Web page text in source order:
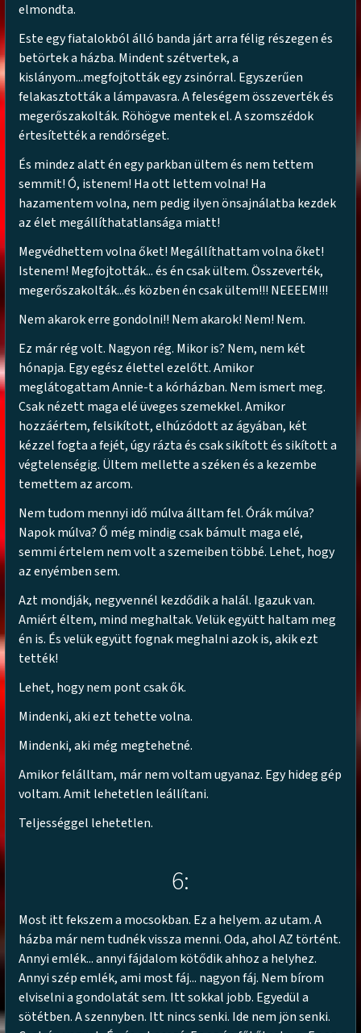
elmondta.
Este egy fiatalokból álló banda járt arra félig részegen és
betörtek a házba. Mindent szétvertek, a
kislányom...megfojtották egy zsinórral. Egyszerűen
felakasztották a lámpavasra. A feleségem összeverték és
megerőszakolták. Röhögve mentek el. A szomszédok
értesítették a rendőrséget.
És mindez alatt én egy parkban ültem és nem tettem
semmit! Ó, istenem! Ha ott lettem volna! Ha
hazamentem volna, nem pedig ilyen önsajnálatba kezdek
az élet megállíthatatlansága miatt!
Megvédhettem volna őket! Megállíthattam volna őket!
Istenem! Megfojtották... és én csak ültem. Összeverték,
megerőszakolták...és közben én csak ültem!!! NEEEEM!!!
Nem akarok erre gondolni!! Nem akarok! Nem! Nem.
Ez már rég volt. Nagyon rég. Mikor is? Nem, nem két
hónapja. Egy egész élettel ezelőtt. Amikor
meglátogattam Annie-t a kórházban. Nem ismert meg.
Csak nézett maga elé üveges szemekkel. Amikor
hozzáértem, felsikított, elhúzódott az ágyában, két
kézzel fogta a fejét, úgy rázta és csak sikított és sikított a
végtelenségig. Ültem mellette a széken és a kezembe
temettem az arcom.
Nem tudom mennyi idő múlva álltam fel. Órák múlva?
Napok múlva? Ő még mindig csak bámult maga elé,
semmi értelem nem volt a szemeiben többé. Lehet, hogy
az enyémben sem.
Azt mondják, negyvennél kezdődik a halál. Igazuk van.
Amiért éltem, mind meghaltak. Velük együtt haltam meg
én is. És velük együtt fognak meghalni azok is, akik ezt
tették!
Lehet, hogy nem pont csak ők.
Mindenki, aki ezt tehette volna.
Mindenki, aki még megtehetné.
Amikor felálltam, már nem voltam ugyanaz. Egy hideg gép
voltam. Amit lehetetlen leállítani.
Teljességgel lehetetlen.
6:
Most itt fekszem a mocsokban. Ez a helyem. az utam. A
házba már nem tudnék vissza menni. Oda, ahol AZ történt.
Annyi emlék... annyi fájdalom kötődik ahhoz a helyhez.
Annyi szép emlék, ami most fáj... nagyon fáj. Nem bírom
elviselni a gondolatát sem. Itt sokkal jobb. Egyedül a
sötétben. A szennyben. Itt nincs senki. Ide nem jön senki.